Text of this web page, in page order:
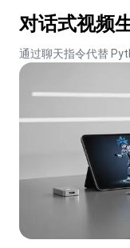
对话式视频
通过聊天指令代替